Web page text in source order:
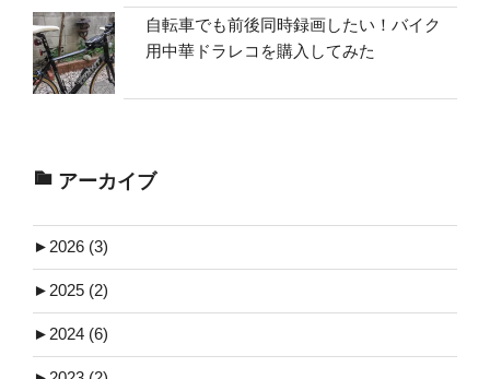
自転車でも前後同時録画したい！バイク
用中華ドラレコを購入してみた
アーカイブ
► 2026 (3)
► 2025 (2)
► 2024 (6)